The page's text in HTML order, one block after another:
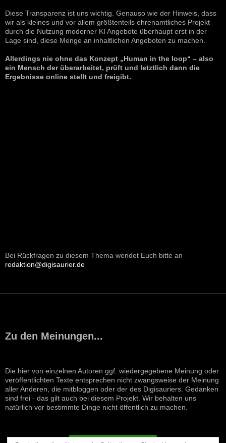
Diese Transparenz ist uns wichtig. Genauso wie der Hinweis, dass
wir als kleines und vor allem größtenteils ehrenamtliches Projekt
durch die Nutzung moderner KI Angebote überhaupt erst in der
Lage sind, diese Menge an inhaltlichen Angeboten zu machen.
Allerdings nie ohne das Konzept „Human in the loop“ – also
ein Mensch der überarbeitet, prüft und letztlich dann die
Ergebnisse online stellt und freigibt.
Bei Rückfragen zu diesem Thema wendet Euch bitte an
redaktion@digisaurier.de
Zu den Meinungen...
Die hier von einzelnen Autoren ggf. wiedergegebene Meinung oder
veröffentlichten Texte entsprechen nicht zwangsweise der Meinung
aller Anderen, die mitbloggen oder der des Digisauriers. Gedanken
sind frei - das gilt auch bei diesem Projekt. Wir behalten uns
natürlich vor bestimmte Dinge nicht öffentlich zu machen.
VERTRAG WIDERRUFEN